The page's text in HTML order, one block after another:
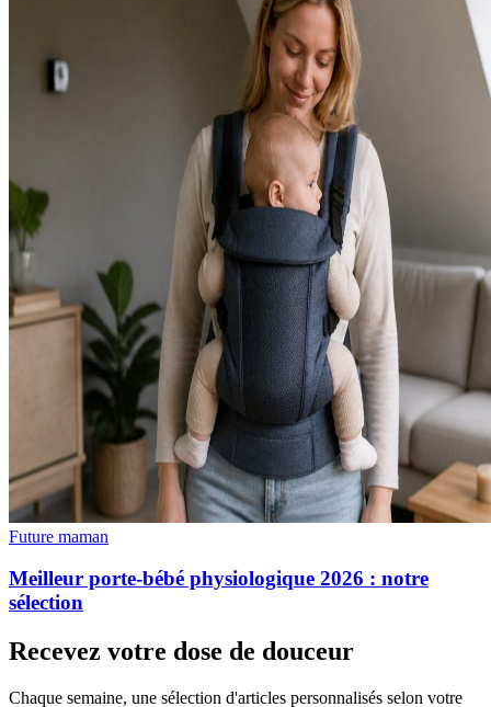
Future maman
Meilleur porte-bébé physiologique 2026 : notre
sélection
Recevez votre dose de douceur
Chaque semaine, une sélection d'articles personnalisés selon votre